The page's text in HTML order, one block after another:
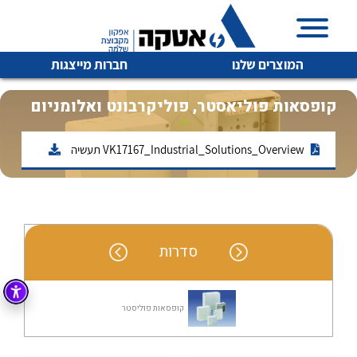
המוצרים שלנו חברות מייצגות
איכות | שרות | זמינות
מיתוג, בקרה , ואינסטלציה חשמלית ופעילה ב7 תחומים:
רובוטיקה ואוטומציה תעשייתית
זיווד קופסאות וארונות לחשמל, בקרה ואלקטרוניקה
לכל מוצרי היצרן
קופסאות פוליאסטר, פוליקרבונט ואלומניום
VK17167_Industrial_Solutions_Overview תעשיה
סדרות
קופסאות פוליסטר